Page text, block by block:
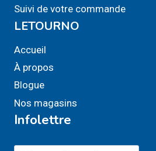
Suivi de votre commande
LETOURNO
Accueil
À propos
Blogue
Nos magasins
Infolettre